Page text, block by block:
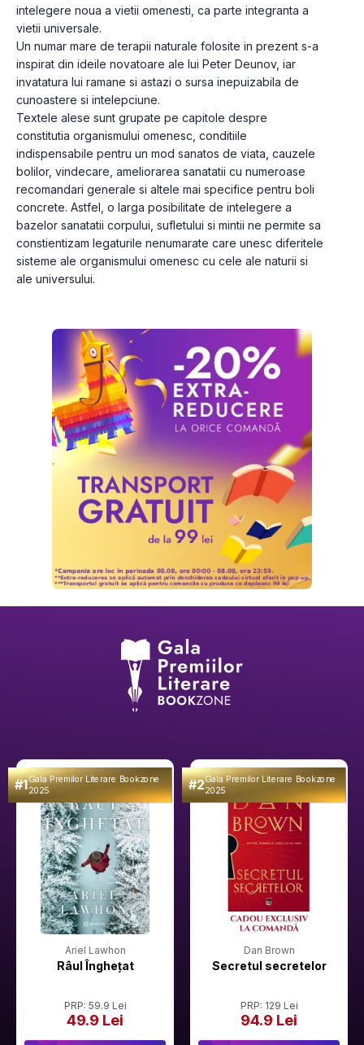
intelegere noua a vietii omenesti, ca parte integranta a
vietii universale.
Un numar mare de terapii naturale folosite in prezent s-a
inspirat din ideile novatoare ale lui Peter Deunov, iar
invatatura lui ramane si astazi o sursa inepuizabila de
cunoastere si intelepciune.
Textele alese sunt grupate pe capitole despre
constitutia organismului omenesc, conditiile
indispensabile pentru un mod sanatos de viata, cauzele
bolilor, vindecare, ameliorarea sanatatii cu numeroase
recomandari generale si altele mai specifice pentru boli
concrete. Astfel, o larga posibilitate de intelegere a
bazelor sanatatii corpului, sufletului si mintii ne permite sa
constientizam legaturile nenumarate care unesc diferitele
sisteme ale organismului omenesc cu cele ale naturii si
ale universului.
#1Gala Premilor Literare Bookzone
2025
Ariel Lawhon
Râul Înghețat
PRP: 59.9 Lei
49.9 Lei
#2Gala Premilor Literare Bookzone
2025
Dan Brown
Secretul secretelor
PRP: 129 Lei
94.9 Lei